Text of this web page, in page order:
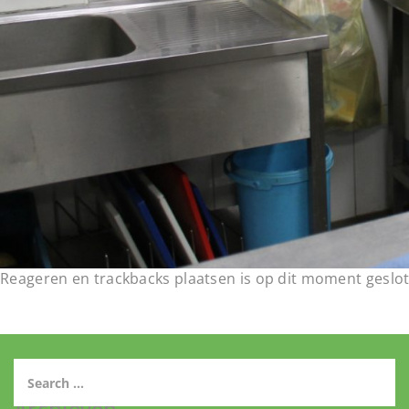
Reageren en trackbacks plaatsen is op dit moment